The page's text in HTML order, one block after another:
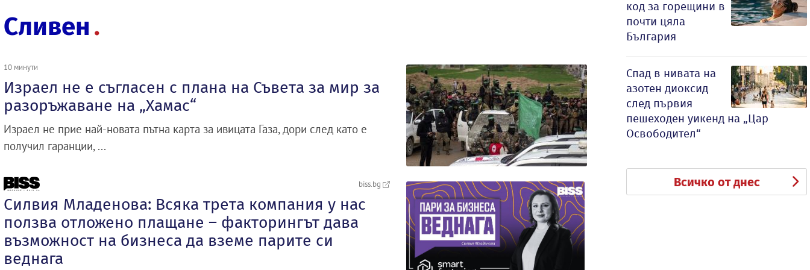
Сливен
10 минути
Израел не е съгласен с плана на Съвета за мир за
разоръжаване на „Хамас“
Израел не прие най-новата пътна карта за ивицата Газа, дори след като е
получил гаранции, ...
biss.bg
Силвия Младенова: Всяка трета компания у нас
ползва отложено плащане – факторингът дава
възможност на бизнеса да вземе парите си
веднага
код за горещини в
почти цяла
България
Спад в нивата на
азотен диоксид
след първия
пешеходен уикенд на „Цар
Освободител“
Всичко от днес